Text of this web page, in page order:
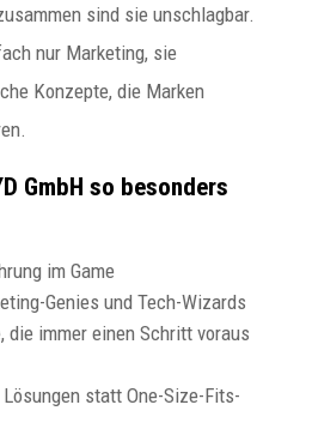
sind sie unschlagbar.
nur Marketing, sie
Konzepte, die Marken
GmbH so besonders
im Game
Genies und Tech-Wizards
die immer einen Schritt voraus
statt One-Size-Fits-